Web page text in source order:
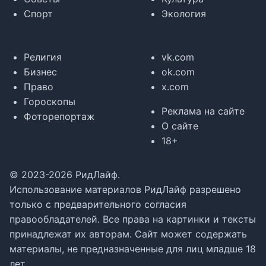
Спорт
Экология
Религия
Бизнес
Право
Гороскопы
Фоторепортаж
vk.com
ok.com
x.com
Реклама на сайте
О сайте
18+
© 2023-2026 РидЛайф.
Использование материалов РидЛайф разрешено
только с предварительного согласия
правообладателей. Все права на картинки и тексты
принадлежат их авторам. Сайт может содержать
материалы, не предназначенные для лиц младше 18
лет.